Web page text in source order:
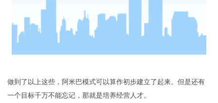
做到了以上这些，阿米巴模式可以算作初步建立了起来。但是还有
一个目标千万不能忘记，那就是培养经营人才。